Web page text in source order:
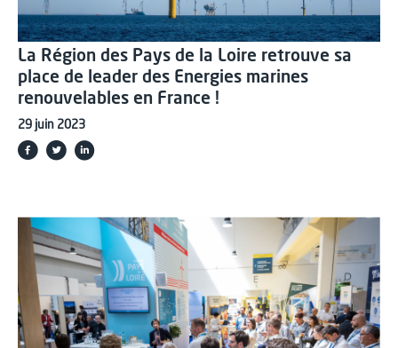
La Région des Pays de la Loire retrouve sa
place de leader des Energies marines
renouvelables en France !
29 juin 2023